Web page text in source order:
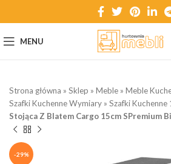
MENU
Strona główna » Sklep » Meble » Meble
Szafki Kuchenne Wymiary » Szafki Kuchenne
Stojąca Z Blatem Cargo 15cm SPremium
-29%